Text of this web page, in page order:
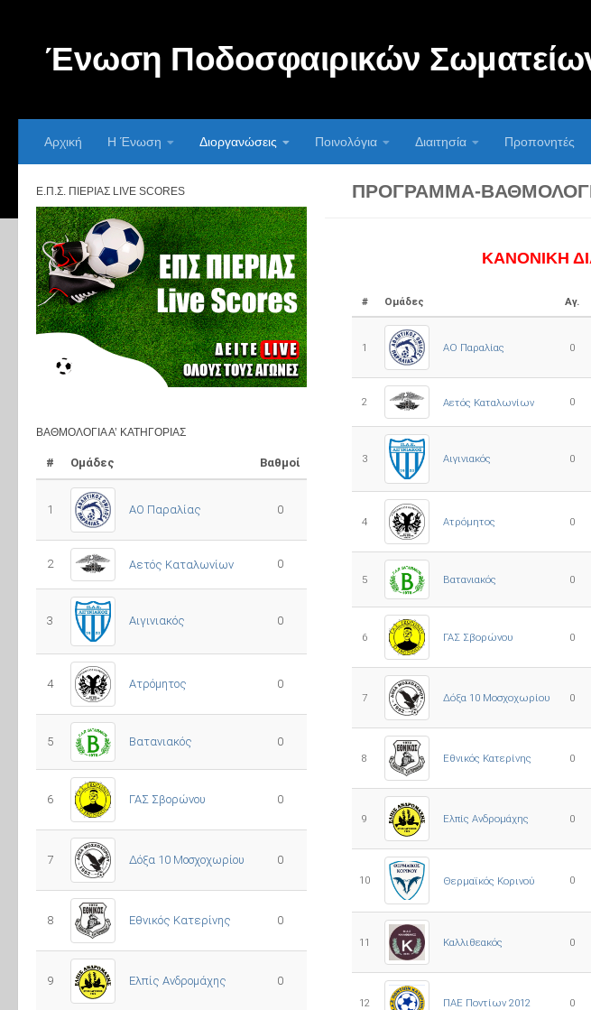
Ένωση Ποδοσφαιρικών
Αρχική Η Ένωση Διοργανώσεις Ποινολόγια Διαιτησία Προπονητές
ΠΡΌΓΡΑΜΜΑ-
ΚΑΝΟΝΙΚΗ
# Ομάδες Αγ.
1 ΑΟ Παραλίας 0
2 Αετός Καταλωνίων 0
3 Αιγινιακός 0
4 Ατρόμητος 0
5 Βατανιακός 0
6 ΓΑΣ Σβορώνου 0
7 Δόξα 10 Μοσχοχωρίου 0
8 Εθνικός Κατερίνης 0
9 Ελπίς Ανδρομάχης 0
10 Θερμαϊκός Κορινού 0
11 Καλλιθεακός 0
12 ΠΑΕ Ποντίων 2012 0
Ε.Π.Σ. ΠΙΕΡΊΑΣ LIVE SCORES
ΒΑΘΜΟΛΟΓΊΑ Α’ ΚΑΤΗΓΟΡΊΑΣ
# Ομάδες Βαθμοί
1 ΑΟ Παραλίας 0
2 Αετός Καταλωνίων 0
3 Αιγινιακός 0
4 Ατρόμητος 0
5 Βατανιακός 0
6 ΓΑΣ Σβορώνου 0
7 Δόξα 10 Μοσχοχωρίου 0
8 Εθνικός Κατερίνης 0
9 Ελπίς Ανδρομάχης 0